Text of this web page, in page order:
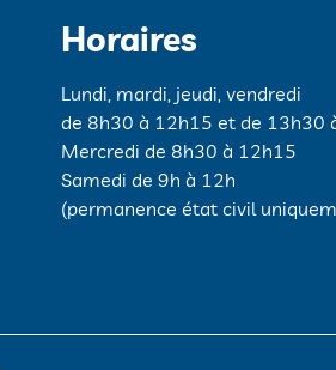
Horaires
Lundi, mardi, jeudi, vendredi
de 8h30 à 12h15 et de 13h30
Mercredi de 8h30 à 12h15
Samedi de 9h à 12h
(permanence état civil